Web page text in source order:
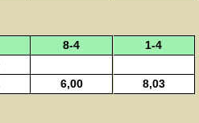
8-4
1-4
6,00 8,03